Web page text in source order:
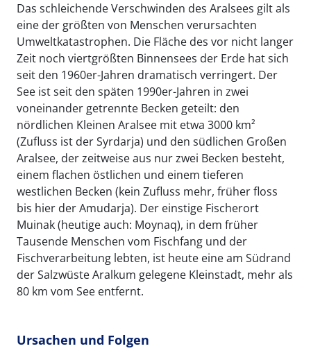
Das schleichende Verschwinden des Aralsees gilt als
eine der größten von Menschen verursachten
Umweltkatastrophen. Die Fläche des vor nicht langer
Zeit noch viertgrößten Binnensees der Erde hat sich
seit den 1960er-Jahren dramatisch verringert. Der
See ist seit den späten 1990er-Jahren in zwei
voneinander getrennte Becken geteilt: den
nördlichen Kleinen Aralsee mit etwa 3000 km²
(Zufluss ist der Syrdarja) und den südlichen Großen
Aralsee, der zeitweise aus nur zwei Becken besteht,
einem flachen östlichen und einem tieferen
westlichen Becken (kein Zufluss mehr, früher floss
bis hier der Amudarja). Der einstige Fischerort
Muinak (heutige auch: Moynaq), in dem früher
Tausende Menschen vom Fischfang und der
Fischverarbeitung lebten, ist heute eine am Südrand
der Salzwüste Aralkum gelegene Kleinstadt, mehr als
80 km vom See entfernt.
Ursachen und Folgen